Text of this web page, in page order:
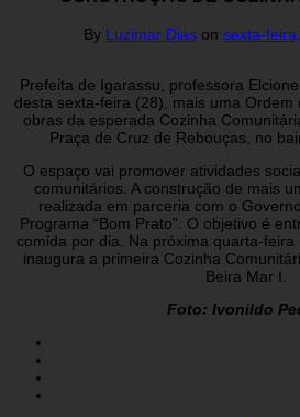
By Luzimar Dias on sexta-
Prefeita de Igarassu, professora
desta sexta-feira (28), mais uma Ordem
obras da esperada Cozinha
Praça de Cruz de Rebouças, no
O espaço vai promover atividades
comunitários. A construção de mais
realizada em parceria com o
Programa “Bom Prato”. O objetivo é
comida por dia. Na próxima quarta-
inaugura a primeira Cozinha
Beira Mar I.
Foto: Ivonildo